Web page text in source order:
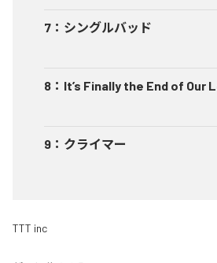
7 ： シングルバッド
8 ： It’s Finally the End of Our
9 ： クライマー
TTT inc